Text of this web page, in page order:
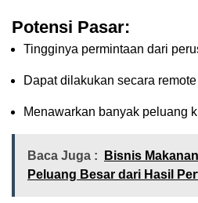
Potensi Pasar:
Tingginya permintaan dari
Dapat dilakukan secara
Menawarkan banyak peluang
Baca Juga :
Bisnis
Peluang Besar dari Hasil